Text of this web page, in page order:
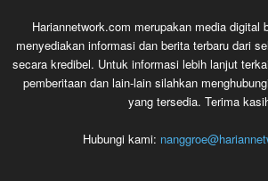
Hariannetwork.com merupakan media digital
menyediakan informasi dan berita terbaru dari
secara kredibel. Untuk informasi lebih lanjut
pemberitaan dan lain-lain silahkan
yang tersedia. Terima
Hubungi kami: